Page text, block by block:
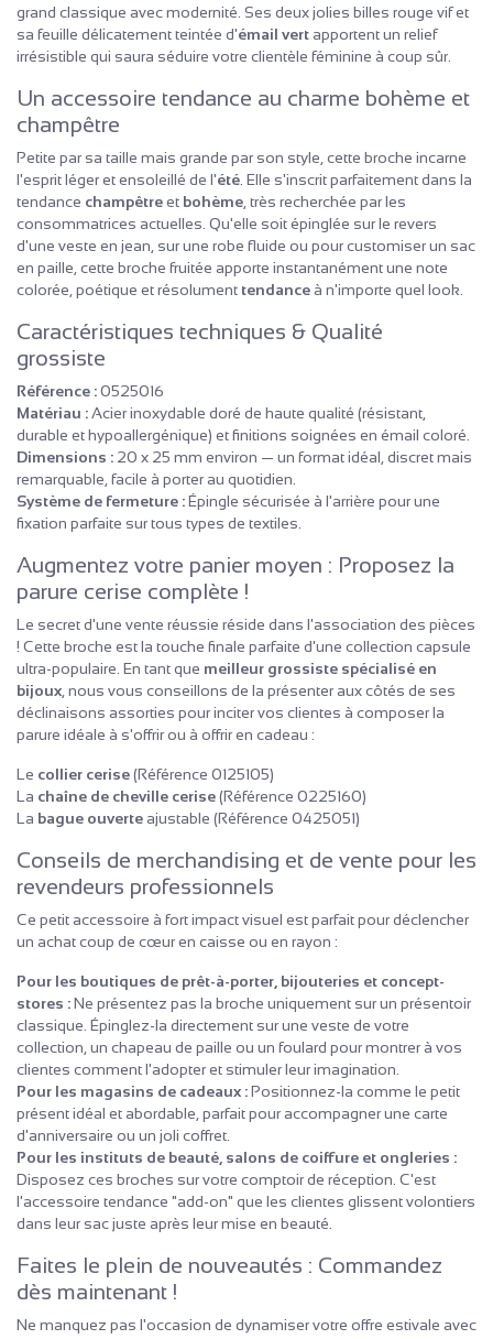
grand classique avec modernité. Ses deux jolies billes rouge vif et
sa feuille délicatement teintée d'émail vert apportent un relief
irrésistible qui saura séduire votre clientèle féminine à coup sûr.
Un accessoire tendance au charme bohème et
champêtre
Petite par sa taille mais grande par son style, cette broche incarne
l'esprit léger et ensoleillé de l'été . Elle s'inscrit parfaitement dans la
tendance champêtreet bohème , très recherchée par les
consommatrices actuelles. Qu'elle soit épinglée sur le revers
d'une veste en jean, sur une robe fluide ou pour customiser un sac
en paille, cette broche fruitée apporte instantanément une note
colorée, poétique et résolument tendance à n'importe quel look.
Caractéristiques techniques & Qualité
grossiste
Référence :0525016
Matériau :Acier inoxydable doré de haute qualité (résistant,
durable et hypoallergénique) et finitions soignées en émail coloré.
Dimensions : 20 x 25 mm environ — un format idéal, discret mais
remarquable, facile à porter au quotidien.
Système de fermeture :Épingle sécurisée à l'arrière pour une
fixation parfaite sur tous types de textiles.
Augmentez votre panier moyen : Proposez la
parure cerise complète !
Le secret d'une vente réussie réside dans l'association des pièces
! Cette broche est la touche finale parfaite d'une collection capsule
ultra-populaire. En tant que meilleur grossiste spécialisé en
bijoux , nous vous conseillons de la présenter aux côtés de ses
déclinaisons assorties pour inciter vos clientes à composer la
parure idéale à s'offrir ou à offrir en cadeau :
Le collier cerise(Référence 0125105)
La chaîne de cheville cerise(Référence 0225160)
La bague ouverte ajustable (Référence 0425051)
Conseils de merchandising et de vente pour les
revendeurs professionnels
Ce petit accessoire à fort impact visuel est parfait pour déclencher
un achat coup de cœur en caisse ou en rayon :
Pour les boutiques de prêt-à-porter, bijouteries et concept-
stores :Ne présentez pas la broche uniquement sur un présentoir
classique. Épinglez-la directement sur une veste de votre
collection, un chapeau de paille ou un foulard pour montrer à vos
clientes comment l'adopter et stimuler leur imagination.
Pour les magasins de cadeaux :Positionnez-la comme le petit
présent idéal et abordable, parfait pour accompagner une carte
d'anniversaire ou un joli coffret.
Pour les instituts de beauté, salons de coiffure et ongleries :
Disposez ces broches sur votre comptoir de réception. C'est
l'accessoire tendance "add-on" que les clientes glissent volontiers
dans leur sac juste après leur mise en beauté.
Faites le plein de nouveautés : Commandez
dès maintenant !
Ne manquez pas l'occasion de dynamiser votre offre estivale avec